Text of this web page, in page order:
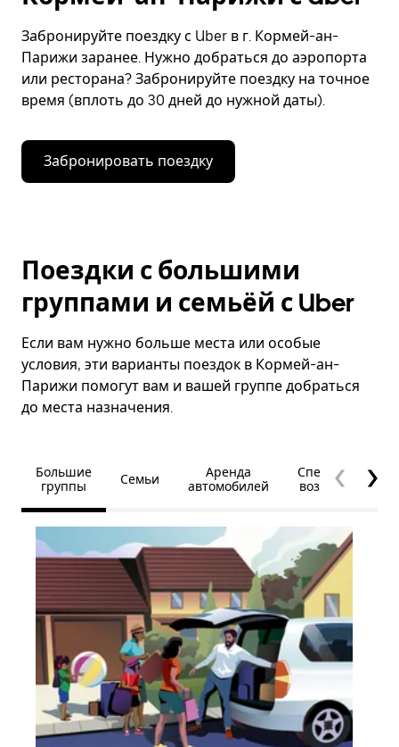
Забронируйте поездку с Uber в г. Кормей-ан-
Парижи заранее. Нужно добраться до аэропорта
или ресторана? Забронируйте поездку на точное
время (вплоть до 30 дней до нужной даты).
Забронировать поездку
Поездки с большими
группами и семьёй с Uber
Если вам нужно больше места или особые
условия, эти варианты поездок в Кормей-ан-
Парижи помогут вам и вашей группе добраться
до места назначения.
Большие
группы
Семьи
Аренда
автомобилей
Специальные
возможности